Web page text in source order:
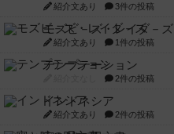
紹介文あり 3件の投稿
モズビ－ズ・レイダ－ズ
紹介文あり 1件の投稿
テンプテーション
2件の投稿
インドネシア
紹介文あり 2件の投稿